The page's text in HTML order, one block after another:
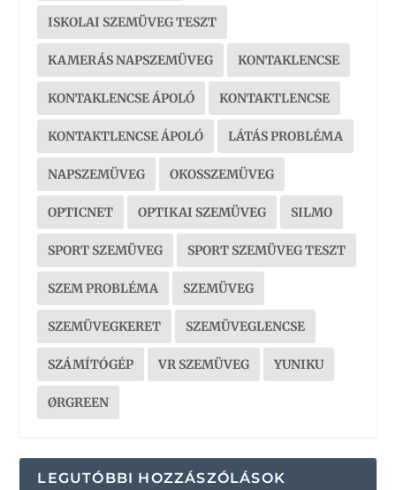
ISKOLAI SZEMÜVEG TESZT
KAMERÁS NAPSZEMÜVEG KONTAKLENCSE
KONTAKLENCSE ÁPOLÓ KONTAKTLENCSE
KONTAKTLENCSE ÁPOLÓ LÁTÁS PROBLÉMA
NAPSZEMÜVEG OKOSSZEMÜVEG
OPTICNET OPTIKAI SZEMÜVEG SILMO
SPORT SZEMÜVEG SPORT SZEMÜVEG TESZT
SZEM PROBLÉMA SZEMÜVEG
SZEMÜVEGKERET SZEMÜVEGLENCSE
SZÁMÍTÓGÉP VR SZEMÜVEG YUNIKU
ØRGREEN
LEGUTÓBBI HOZZÁSZÓLÁSOK